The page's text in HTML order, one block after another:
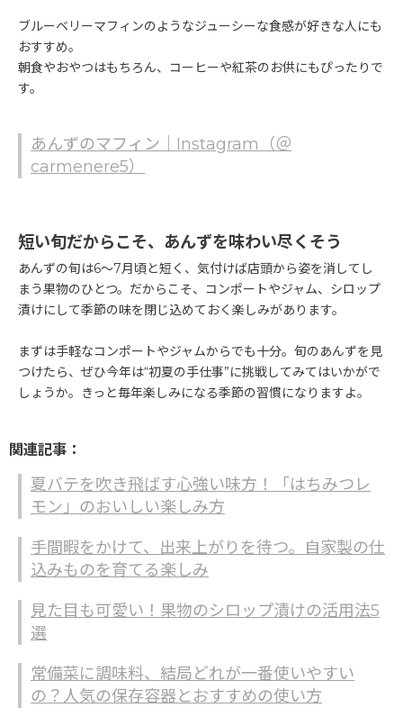
ブルーベリーマフィンのようなジューシーな食感が好きな人にも
おすすめ。
朝食やおやつはもちろん、コーヒーや紅茶のお供にもぴったりで
す。
あんずのマフィン｜Instagram（＠
carmenere5）
短い旬だからこそ、あんずを味わい尽くそう
あんずの旬は6〜7月頃と短く、気付けば店頭から姿を消してし
まう果物のひとつ。だからこそ、コンポートやジャム、シロップ
漬けにして季節の味を閉じ込めておく楽しみがあります。
まずは手軽なコンポートやジャムからでも十分。旬のあんずを見
つけたら、ぜひ今年は“初夏の手仕事”に挑戦してみてはいかがで
しょうか。きっと毎年楽しみになる季節の習慣になりますよ。
関連記事：
夏バテを吹き飛ばす心強い味方！「はちみつレ
モン」のおいしい楽しみ方
手間暇をかけて、出来上がりを待つ。自家製の仕
込みものを育てる楽しみ
見た目も可愛い！果物のシロップ漬けの活用法5
選
常備菜に調味料、結局どれが一番使いやすい
の？人気の保存容器とおすすめの使い方